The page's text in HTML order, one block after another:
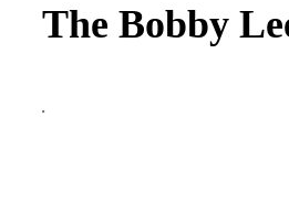
The Bobby
·